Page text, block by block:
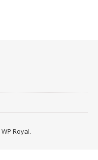
WP Royal.